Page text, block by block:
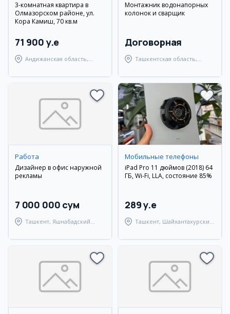
3-комнатная квартира в
Олмазорском районе, ул.
Кора Камиш, 70 кв.м
71 900 y.e
Андижанская область,
Монтажник водонапорных
колонок и сварщик
Договорная
Ташкентская область,
Работа
Дизайнер в офис наружной
рекламы
7 000 000 сум
Ташкент, Яшнабадский
Мобильные телефоны
iPad Pro 11 дюймов (2018) 64
ГБ, Wi-Fi, LLA, состояние 85%
289 y.e
Ташкент, Шайхантахурский